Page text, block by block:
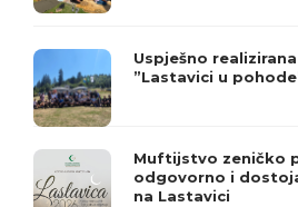
Uspješno
”Lastavici u
Muftijstvo zeničko
odgovorno i
na Lastavici